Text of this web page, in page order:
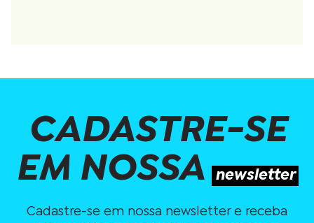
CADASTRE-SE
EM NOSSA newsletter
Cadastre-se em nossa newsletter e receba